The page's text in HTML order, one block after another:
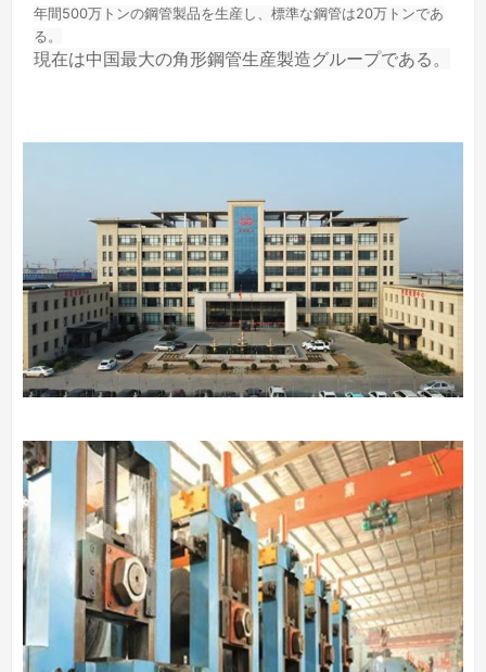
年間500万トンの鋼管製品を生産し、標準な鋼管は20万トンであ
る。
現在は中国最大の角形鋼管生産製造グループである。